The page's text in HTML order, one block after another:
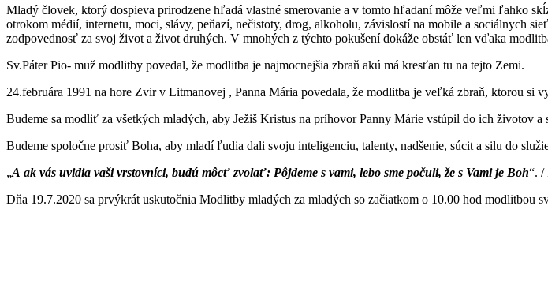
Mladý človek, ktorý dospieva prirodzene hľadá vlastné smerovanie a v tomto hľadaní môže veľmi ľahko
otrokom médií, internetu, moci, slávy, peňazí, nečistoty, drog, alkoholu, závislostí na mobile a sociálnych
zodpovednosť za svoj život a život druhých. V mnohých z týchto pokušení dokáže obstáť len vďaka
Sv.Páter Pio- muž modlitby povedal, že modlitba je najmocnejšia zbraň akú má kresťan tu na tejto Zemi.
24.februára 1991 na hore Zvir v Litmanovej , Panna Mária povedala, že modlitba je veľká zbraň, ktorou si
Budeme sa modliť za všetkých mladých, aby Ježiš Kristus na príhovor Panny Márie vstúpil do ich životov a
Budeme spoločne prosiť Boha, aby mladí ľudia dali svoju inteligenciu, talenty, nadšenie, súcit a silu do
„A ak vás uvidia vaši vrstovníci, budú môcť zvolať: Pôjdeme s vami, lebo sme počuli, že s Vami je Boh“. /
Dňa 19.7.2020 sa prvýkrát uskutočnia Modlitby mladých za mladých so začiatkom o 10.00 hod